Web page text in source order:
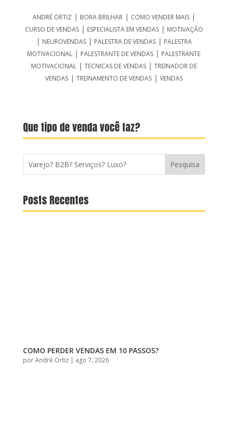
ANDRÉ ORTIZ | BORA BRILHAR | COMO VENDER MAIS|
CURSO DE VENDAS| ESPECIALISTA EM VENDAS| MOTIVAÇÃO
| NEUROVENDAS| PALESTRA DE VENDAS| PALESTRA
MOTIVACIONAL | PALESTRANTE DE VENDAS | PALESTRANTE
MOTIVACIONAL | TECNICAS DE VENDAS| TREINADOR DE
VENDAS| TREINAMENTO DE VENDAS| VENDAS
Que tipo de venda você faz?
Posts Recentes
COMO PERDER VENDAS EM 10 PASSOS?
porAndré Ortiz| ago 7, 2026